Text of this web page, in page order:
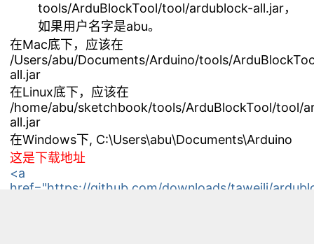
tools/ArduBlockTool/tool/ardublock-all.jar，
如果用户名字是abu。
在Mac底下，应该在
/Users/abu/Documents/Arduino/tools/
all.jar
在Linux底下，应该在
/home/abu/sketchbook/tools/ArduBlockTool/tool/
all.jar
在Windows下, C:\Users\abu\Documents\Arduino
这是下载地址
<a
href="https://github.com/downloads/taweili/